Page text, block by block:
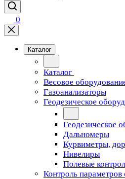
0
Каталог
Каталог
Весовое
Газоанализаторы
Геодезическое
Геодезическое
Дальномеры
Курвиметры,
Нивелиры
Полевые
Контроль параметров